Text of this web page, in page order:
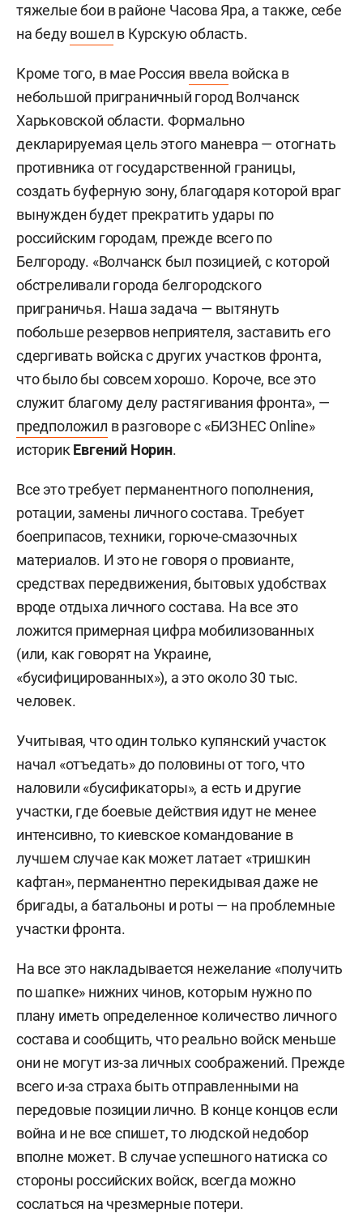
тяжелые бои в районе Часова Яра, а также, себе
на бедувошел в Курскую область.
Кроме того, в мае Россия ввела войска в
небольшой приграничный город Волчанск
Харьковской области. Формально
декларируемая цель этого маневра — отогнать
противника от государственной границы,
создать буферную зону, благодаря которой враг
вынужден будет прекратить удары по
российским городам, прежде всего по
Белгороду. «Волчанск был позицией, с которой
обстреливали города белгородского
приграничья. Наша задача — вытянуть
побольше резервов неприятеля, заставить его
сдергивать войска с других участков фронта,
что было бы совсем хорошо. Короче, все это
служит благому делу растягивания фронта», —
предположил в разговоре с «БИЗНЕС Online»
историк Евгений Норин.
Все это требует перманентного пополнения,
ротации, замены личного состава. Требует
боеприпасов, техники, горюче-смазочных
материалов. И это не говоря о провианте,
средствах передвижения, бытовых удобствах
вроде отдыха личного состава. На все это
ложится примерная цифра мобилизованных
(или, как говорят на Украине,
«бусифицированных»), а это около 30 тыс.
человек.
Учитывая, что один только купянский участок
начал «отъедать» до половины от того, что
наловили «бусификаторы», а есть и другие
участки, где боевые действия идут не менее
интенсивно, то киевское командование в
лучшем случае как может латает «тришкин
кафтан», перманентно перекидывая даже не
бригады, а батальоны и роты — на проблемные
участки фронта.
На все это накладывается нежелание «получить
по шапке» нижних чинов, которым нужно по
плану иметь определенное количество личного
состава и сообщить, что реально войск меньше
они не могут из-за личных соображений. Прежде
всего и-за страха быть отправленными на
передовые позиции лично. В конце концов если
война и не все спишет, то людской недобор
вполне может. В случае успешного натиска со
стороны российских войск, всегда можно
сослаться на чрезмерные потери.